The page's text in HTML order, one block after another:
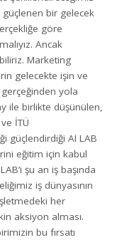
güçlenen bir gelecek
göre
Ancak
Marketing
gelecekte işin ve
gerçeğinden yola
ile birlikte düşünülen,
İTÜ
güçlendirdiği AI LAB
eğitim için kabul
şu an iş başında
iş dünyasının
her
aksiyon alması.
bu fırsatı